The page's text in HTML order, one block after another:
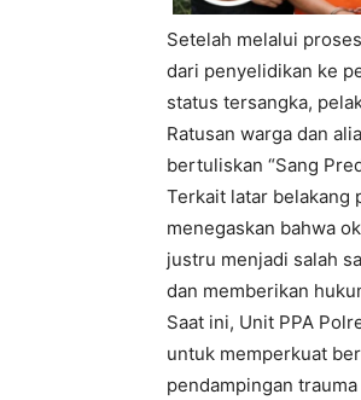
Setelah melalui
dari penyelidikan ke
status tersangka,
Ratusan warga dan
bertuliskan “Sang
Terkait latar belakang
menegaskan bahwa
justru menjadi salah
dan memberikan
Saat ini, Unit PPA
untuk memperkuat
pendampingan